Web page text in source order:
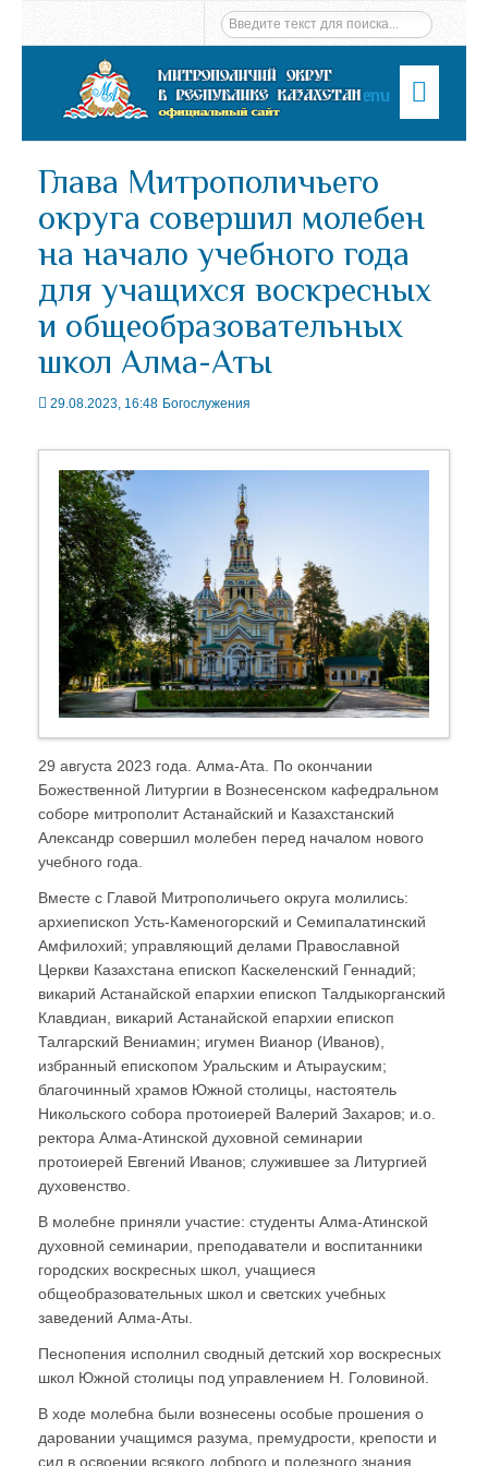
Menu
Глава Митрополичьего
округа совершил молебен
на начало учебного года
для учащихся воскресных
и общеобразовательных
школ Алма-Аты
29.08.2023, 16:48 Богослужения
29 августа 2023 года. Алма-Ата. По окончании
Божественной Литургии в Вознесенском кафедральном
соборе митрополит Астанайский и Казахстанский
Александр совершил молебен перед началом нового
учебного года.
Вместе с Главой Митрополичьего округа молились:
архиепископ Усть-Каменогорский и Семипалатинский
Амфилохий; управляющий делами Православной
Церкви Казахстана епископ Каскеленский Геннадий;
викарий Астанайской епархии епископ Талдыкорганский
Клавдиан, викарий Астанайской епархии епископ
Талгарский Вениамин; игумен Вианор (Иванов),
избранный епископом Уральским и Атырауским;
благочинный храмов Южной столицы, настоятель
Никольского собора протоиерей Валерий Захаров; и.о.
ректора Алма-Атинской духовной семинарии
протоиерей Евгений Иванов; служившее за Литургией
духовенство.
В молебне приняли участие: студенты Алма-Атинской
духовной семинарии, преподаватели и воспитанники
городских воскресных школ, учащиеся
общеобразовательных школ и светских учебных
заведений Алма-Аты.
Песнопения исполнил сводный детский хор воскресных
школ Южной столицы под управлением Н. Головиной.
В ходе молебна были вознесены особые прошения о
даровании учащимся разума, премудрости, крепости и
сил в освоении всякого доброго и полезного знания.